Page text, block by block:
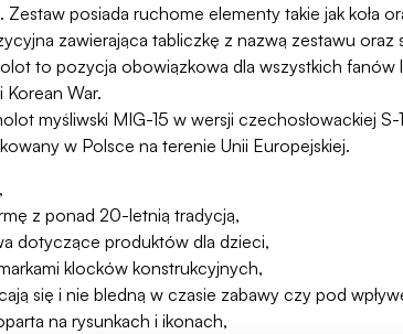
Zestaw posiada ruchome elementy takie jak
zawierająca tabliczkę z nazwą zestawu
to pozycja obowiązkowa dla wszystkich
War.
myśliwski MIG-15 w wersji czechosłowackiej S-
w Polsce na terenie Unii Europejskiej.
z ponad 20-letnią tradycją,
dotyczące produktów dla dzieci,
klocków konstrukcyjnych,
się i nie bledną w czasie zabawy czy pod
na rysunkach i ikonach,